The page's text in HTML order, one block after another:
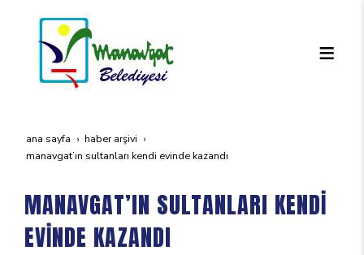
ana sayfa
haber arşivi
manavgat’in sultanlari kendi̇ evi̇nde kazandi
MANAVGAT’IN SULTANLARI KENDİ
EVİNDE KAZANDI